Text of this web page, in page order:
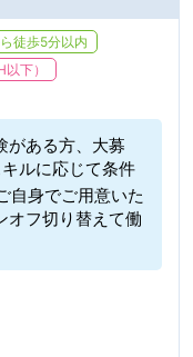
徒歩5分以内
下）
がある方、大募
ルに応じて条件
身でご用意いた
オフ切り替えて働